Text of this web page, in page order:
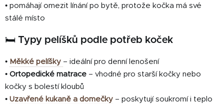
• pomáhají omezit línání po bytě, protože kočka má své
stálé místo
🛏️ Typy pelíšků podle potřeb koček
• Měkké pelíšky – ideální pro denní lenošení
• Ortopedické matrace – vhodné pro starší kočky nebo
kočky s bolestí kloubů
• Uzavřené kukaně a domečky – poskytují soukromí i teplo